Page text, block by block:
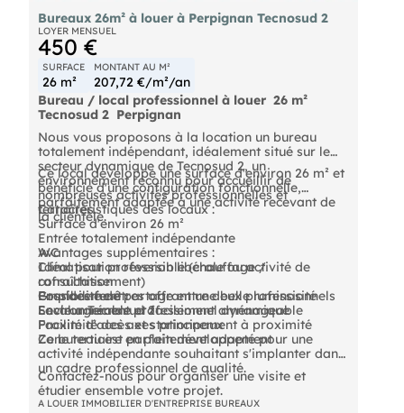
Bureaux 26m² à louer à Perpignan Tecnosud 2
LOYER MENSUEL
450 €
SURFACE
26 m²
MONTANT AU M²
207,72 €/m²/an
Bureau / local professionnel à louer  26 m² 
Tecnosud 2  Perpignan
Nous vous proposons à la location un bureau
totalement indépendant, idéalement situé sur le
secteur dynamique de Tecnosud 2, un
environnement reconnu pour accueillir de
nombreuses activités professionnelles et
tertiaires.
Ce local développe une surface d'environ 26 m² et
bénéficie d'une configuration fonctionnelle,
parfaitement adaptée à une activité recevant de
la clientèle.
Caractéristiques des locaux :
Surface d'environ 26 m²
Entrée totalement indépendante
WC
Climatisation réversible (chauffage /
rafraîchissement)
Grandes fenêtres offrant une belle luminosité
Local agréable et facilement aménageable
Avantages supplémentaires :
Idéal pour profession libérale ou activité de
consultation
Possibilité de partage entre deux professionnels
Environnement professionnel dynamique
Facilité d'accès et stationnement à proximité
Emplacement :
Secteur Tecnosud 2
Proximité des axes principaux
Zone tertiaire en plein développement
Ce bureau est parfaitement adapté pour une
activité indépendante souhaitant s'implanter dans
un cadre professionnel de qualité.
Contactez-nous pour organiser une visite et
étudier ensemble votre projet.
A LOUER IMMOBILIER D'ENTREPRISE BUREAUX